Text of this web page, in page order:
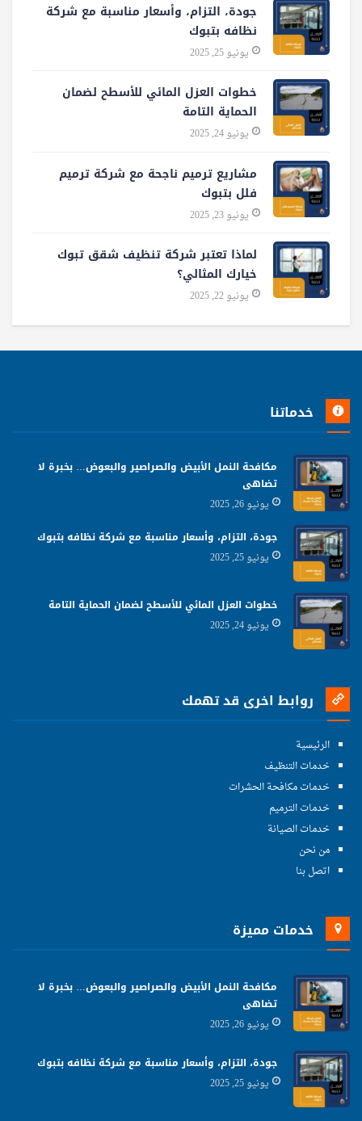
جودة، التزام، وأسعار مناسبة مع شركة
نظافه بتبوك
يونيو 25, 2025
خطوات العزل المائي للأسطح لضمان
الحماية التامة
يونيو 24, 2025
مشاريع ترميم ناجحة مع شركة ترميم
فلل بتبوك
يونيو 23, 2025
لماذا تعتبر شركة تنظيف شقق تبوك
خيارك المثالي؟
يونيو 22, 2025
خدماتنا
مكافحة النمل الأبيض والصراصير والبعوض… بخبرة لا
تضاهى
يونيو 26, 2025
جودة، التزام، وأسعار مناسبة مع شركة نظافه بتبوك
يونيو 25, 2025
خطوات العزل المائي للأسطح لضمان الحماية التامة
يونيو 24, 2025
روابط اخرى قد تهمك
الرئيسية
خدمات التنظيف
خدمات مكافحة الحشرات
خدمات الترميم
خدمات الصيانة
من نحن
اتصل بنا
خدمات مميزة
مكافحة النمل الأبيض والصراصير والبعوض… بخبرة لا
تضاهى
يونيو 26, 2025
جودة، التزام، وأسعار مناسبة مع شركة نظافه بتبوك
يونيو 25, 2025